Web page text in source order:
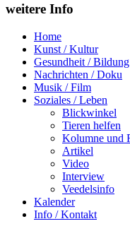
weitere Info
Home
Kunst / Kultur
Gesundheit / Bildung
Nachrichten / Doku
Musik / Film
Soziales / Leben
Blickwinkel
Tieren helfen
Kolumne und
Artikel
Video
Interview
Veedelsinfo
Kalender
Info / Kontakt